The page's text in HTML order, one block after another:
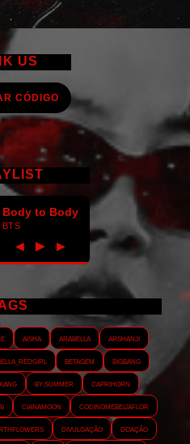
US
CÓDIGO
Body to Body
BTS
◀ ► ▶
Aisha Arabella
Arshanji
Betagem
Bigbang
By.summer
Caprihorn
Cianamoon
Codinomebeijaflor
Divulgação Doação